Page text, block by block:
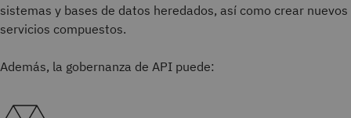
sistemas y bases de datos heredados, así como crear nuevos
servicios compuestos.
Además, la gobernanza de API puede: